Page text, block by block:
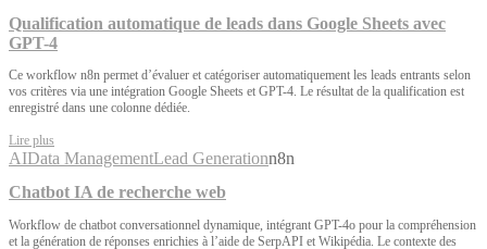
Qualification automatique de leads dans Google Sheets avec
GPT-4
Ce workflow n8n permet d’évaluer et catégoriser automatiquement les leads entrants selon
vos critères via une intégration Google Sheets et GPT-4. Le résultat de la qualification est
enregistré dans une colonne dédiée.
Lire plus
AIData ManagementLead Generationn8n
Chatbot IA de recherche web
Workflow de chatbot conversationnel dynamique, intégrant GPT-4o pour la compréhension
et la génération de réponses enrichies à l’aide de SerpAPI et Wikipédia. Le contexte des